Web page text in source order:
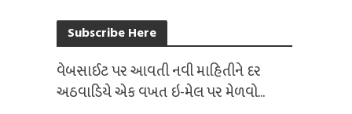
Subscribe Here
વેબસાઈટ પર આવતી નવી માહિતીને દર
અઠવાડિયે એક વખત ઇ-મેલ પર મેળવો...